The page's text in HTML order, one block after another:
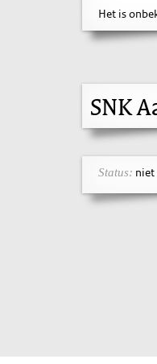
Het is
SNK
Status: niet